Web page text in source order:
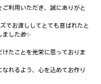
利用いただき、誠にありがと
でお渡ししてとても喜ばれたと
した🎁✨
たことを光栄に思っておりま
れるよう、心を込めてお作り